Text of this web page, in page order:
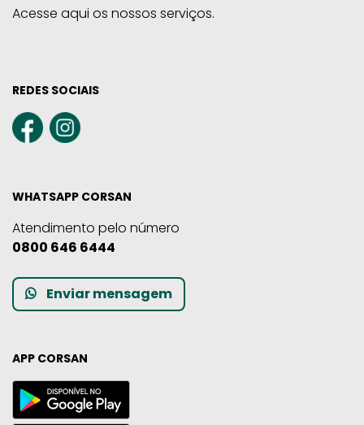
Acesse aqui os nossos serviços.
REDES SOCIAIS
WHATSAPP CORSAN
Atendimento pelo número
0800 646 6444
Enviar mensagem
APP CORSAN